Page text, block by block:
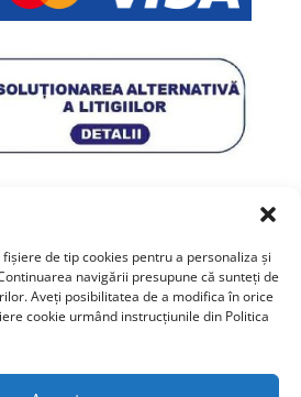
de tip cookies pentru a personaliza și
navigării presupune că sunteți de
Aveți posibilitatea de a modifica în orice
cookie urmând instrucțiunile din Politica